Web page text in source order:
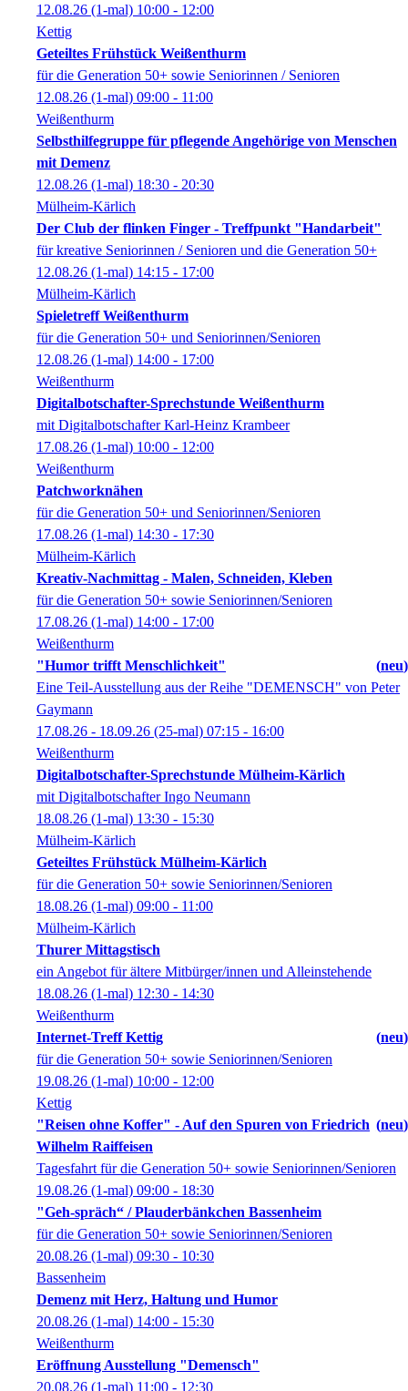
12.08.26 (1-mal) 10:00 - 12:00
Kettig
Geteiltes Frühstück Weißenthurm
für die Generation 50+ sowie Seniorinnen / Senioren
12.08.26 (1-mal) 09:00 - 11:00
Weißenthurm
Selbsthilfegruppe für pflegende Angehörige von Menschen
mit Demenz
12.08.26 (1-mal) 18:30 - 20:30
Mülheim-Kärlich
Der Club der flinken Finger - Treffpunkt "Handarbeit"
für kreative Seniorinnen / Senioren und die Generation 50+
12.08.26 (1-mal) 14:15 - 17:00
Mülheim-Kärlich
Spieletreff Weißenthurm
für die Generation 50+ und Seniorinnen/Senioren
12.08.26 (1-mal) 14:00 - 17:00
Weißenthurm
Digitalbotschafter-Sprechstunde Weißenthurm
mit Digitalbotschafter Karl-Heinz Krambeer
17.08.26 (1-mal) 10:00 - 12:00
Weißenthurm
Patchworknähen
für die Generation 50+ und Seniorinnen/Senioren
17.08.26 (1-mal) 14:30 - 17:30
Mülheim-Kärlich
Kreativ-Nachmittag - Malen, Schneiden, Kleben
für die Generation 50+ sowie Seniorinnen/Senioren
17.08.26 (1-mal) 14:00 - 17:00
Weißenthurm
"Humor trifft Menschlichkeit"
neu
Eine Teil-Ausstellung aus der Reihe "DEMENSCH" von Peter
Gaymann
17.08.26 - 18.09.26 (25-mal) 07:15 - 16:00
Weißenthurm
Digitalbotschafter-Sprechstunde Mülheim-Kärlich
mit Digitalbotschafter Ingo Neumann
18.08.26 (1-mal) 13:30 - 15:30
Mülheim-Kärlich
Geteiltes Frühstück Mülheim-Kärlich
für die Generation 50+ sowie Seniorinnen/Senioren
18.08.26 (1-mal) 09:00 - 11:00
Mülheim-Kärlich
Thurer Mittagstisch
ein Angebot für ältere Mitbürger/innen und Alleinstehende
18.08.26 (1-mal) 12:30 - 14:30
Weißenthurm
Internet-Treff Kettig
neu
für die Generation 50+ sowie Seniorinnen/Senioren
19.08.26 (1-mal) 10:00 - 12:00
Kettig
"Reisen ohne Koffer" - Auf den Spuren von Friedrich
Wilhelm Raiffeisen
neu
Tagesfahrt für die Generation 50+ sowie Seniorinnen/Senioren
19.08.26 (1-mal) 09:00 - 18:30
"Geh-spräch“ / Plauderbänkchen Bassenheim
für die Generation 50+ sowie Seniorinnen/Senioren
20.08.26 (1-mal) 09:30 - 10:30
Bassenheim
Demenz mit Herz, Haltung und Humor
20.08.26 (1-mal) 14:00 - 15:30
Weißenthurm
Eröffnung Ausstellung "Demensch"
20.08.26 (1-mal) 11:00 - 12:30